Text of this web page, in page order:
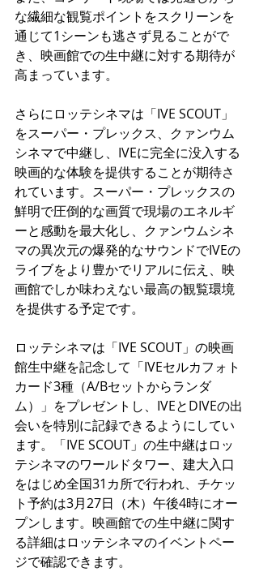
な繊細な観覧ポイントをスクリーンを
通じて1シーンも逃さず見ることがで
き、映画館での生中継に対する期待が
高まっています。
さらにロッテシネマは「IVE SCOUT」
をスーパー・プレックス、クァンウム
シネマで中継し、IVEに完全に没入する
映画的な体験を提供することが期待さ
れています。スーパー・プレックスの
鮮明で圧倒的な画質で現場のエネルギ
ーと感動を最大化し、クァンウムシネ
マの異次元の爆発的なサウンドでIVEの
ライブをより豊かでリアルに伝え、映
画館でしか味わえない最高の観覧環境
を提供する予定です。
ロッテシネマは「IVE SCOUT」の映画
館生中継を記念して「IVEセルカフォト
カード3種（A/Bセットからランダ
ム）」をプレゼントし、IVEとDIVEの出
会いを特別に記録できるようにしてい
ます。「IVE SCOUT」の生中継はロッ
テシネマのワールドタワー、建大入口
をはじめ全国31カ所で行われ、チケッ
ト予約は3月27日（木）午後4時にオー
プンします。映画館での生中継に関す
る詳細はロッテシネマのイベントペー
ジで確認できます。